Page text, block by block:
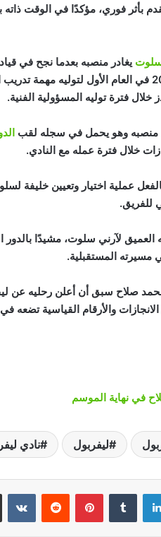
بأثر فوري، مؤكدًا في الوقت
يغادر منصبه بعدما نجح في
الممتاز الموسم 2024 – 2025 في العام الأول
خلال فترة توليه المسؤولية الفنية.
منصبه وهو يحمل في سجله لقب
خلال فترة عمله مع النادي.
عملية اختيار وتعيين خليفة
للفريق.
العميق لآرني سلوت، مشيدًا
مسيرته المستقبلية.
الانجازات والأرقام القياسية
في نهاية الموسم
ليفربول نادي
لينكدإن بينتيريست